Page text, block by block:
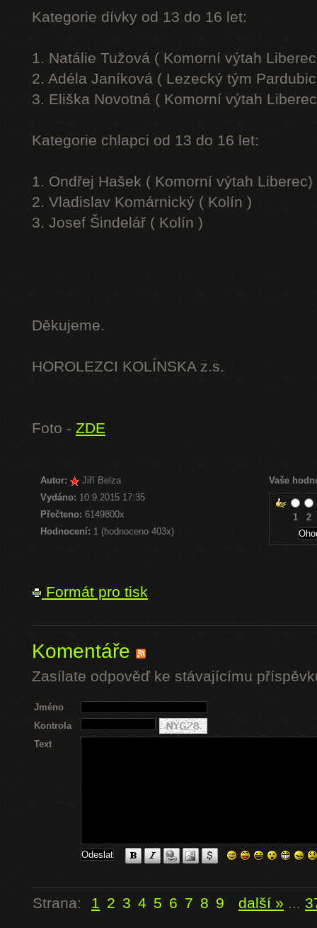
Kategorie dívky od 13 do 16 let:
1. Natálie Tužová ( Komorní výtah
2. Adéla Janíková ( Lezecký tým
3. Eliška Novotná ( Komorní výtah
Kategorie chlapci od 13 do 16 let:
1. Ondřej Hašek ( Komorní výtah Liberec)
2. Vladislav Komárnický ( Kolín )
3. Josef Šindelář ( Kolín )
Děkujeme.
HOROLEZCI KOLÍNSKA z.s.
Foto - ZDE
Autor:
Jiří Belza
Vydáno: 10.9.2015 17:35
Přečteno:6149800x
Hodnocení: 1 (hodnoceno 403x)
Vaše
1 2
Formát pro tisk
Komentáře
Zasílate odpověď ke stávajícímu
Jméno
Kontrola
Text
Strana: 1 2 3 4 5 6 7 8 9 další » ...